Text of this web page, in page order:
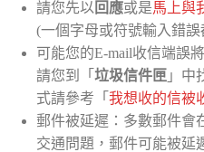
請您先以 回應或是馬上與
(一個字母或符號輸入錯
可能您的E-mail收信端誤
請您到「 垃圾信件匣 」中
式請參考「 我想收的信被
郵件被延遲：多數郵件會
交通問題，郵件可能被延